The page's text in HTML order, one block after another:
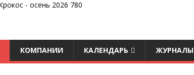
КОМПАНИИ КАЛЕНДАРЬ ЖУРНАЛЫ